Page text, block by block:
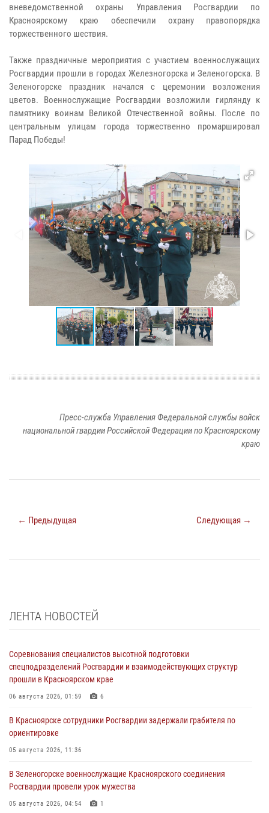
вневедомственной охраны Управления Росгвардии по
Красноярскому краю обеспечили охрану правопорядка
торжественного шествия.
Также праздничные мероприятия с участием военнослужащих
Росгвардии прошли в городах Железногорска и Зеленогорска. В
Зеленогорске праздник начался с церемонии возложения
цветов. Военнослужащие Росгвардии возложили гирлянду к
памятнику воинам Великой Отечественной войны. После по
центральным улицам города торжественно промаршировал
Парад Победы!
Пресс-служба Управления Федеральной службы войск
национальной гвардии Российской Федерации по Красноярскому
краю
← Предыдущая Следующая →
ЛЕНТА НОВОСТЕЙ
Соревнования специалистов высотной подготовки
спецподразделений Росгвардии и взаимодействующих структур
прошли в Красноярском крае
06 августа 2026, 01:59 6
В Красноярске сотрудники Росгвардии задержали грабителя по
ориентировке
05 августа 2026, 11:36
В Зеленогорске военнослужащие Красноярского соединения
Росгвардии провели урок мужества
05 августа 2026, 04:54 1